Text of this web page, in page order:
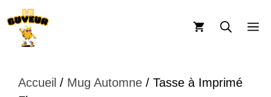
Aller
au
contenu
Accueil / Mug Automne / Tasse à Imprimé